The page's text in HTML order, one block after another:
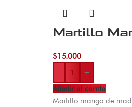
Martillo
$15.000
-
+
Añadir al carrito
Martillo mango de